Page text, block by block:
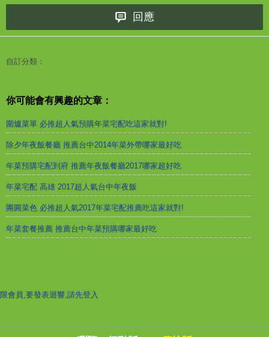
回應
自訂分類：
你可能會有興趣的文章：
圍爐菜單 必推超人氣預購年菜宅配吃這家就對!
除夕年夜飯餐廳 推薦台中2014年菜外帶哪家最好吃
年菜預購宅配到府 推薦年夜飯餐廳2017哪家超好吃
年菜宅配 高雄 2017超人氣台中年夜飯
團圓菜色 必推超人氣2017年菜宅配推薦吃這家就對!
年菜套餐推薦 推薦台中年菜預購哪家最好吃
限會員,要發表迴響,請先登入